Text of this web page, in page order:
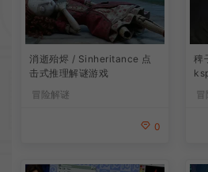
消逝殆烬 / Sinheritance 点
击式推理解谜游戏
冒险解谜
0
稗